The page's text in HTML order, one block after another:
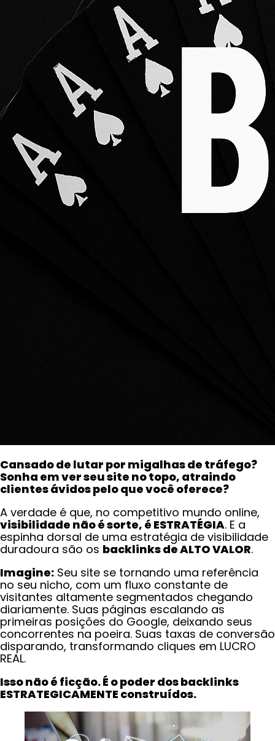
Cansado de lutar por migalhas de tráfego?
Sonha em ver seu site no topo, atraindo
clientes ávidos pelo que você oferece?
A verdade é que, no competitivo mundo online,
visibilidade não é sorte, é ESTRATÉGIA. E a
espinha dorsal de uma estratégia de visibilidade
duradoura são os backlinks de ALTO VALOR.
Imagine: Seu site se tornando uma referência
no seu nicho, com um fluxo constante de
visitantes altamente segmentados chegando
diariamente. Suas páginas escalando as
primeiras posições do Google, deixando seus
concorrentes na poeira. Suas taxas de conversão
disparando, transformando cliques em LUCRO
REAL.
Isso não é ficção. É o poder dos backlinks
ESTRATEGICAMENTE construídos.